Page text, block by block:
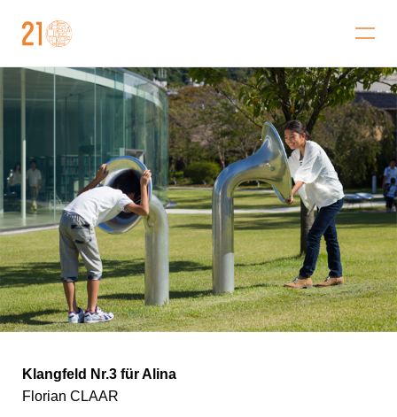
Klangfeld Nr.3 für Alina
Florian CLAAR